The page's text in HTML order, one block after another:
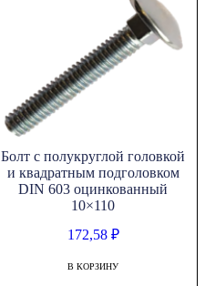
Болт с полукруглой головкой
и квадратным подголовком
DIN 603 оцинкованный
10×110
172,58 ₽
В КОРЗИНУ